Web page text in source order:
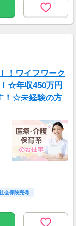
！ワイフワーク
☆年収450万円
！☆未経験の方
社会保険完備